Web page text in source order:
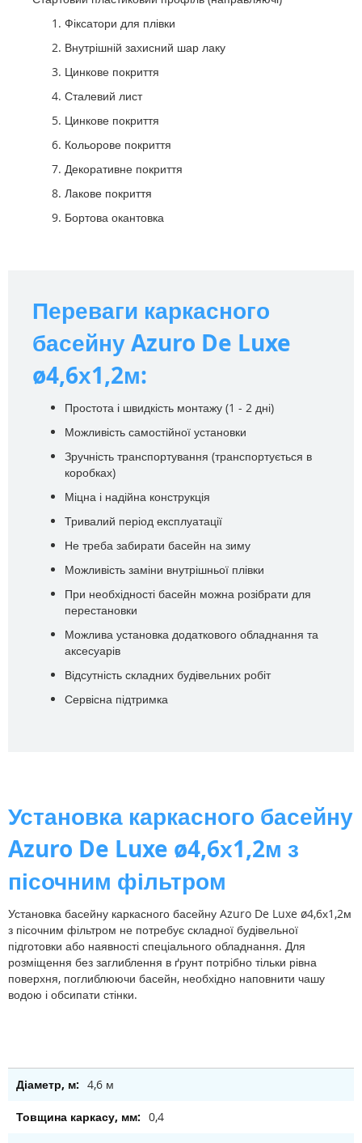
Фіксатори для плівки
Внутрішній захисний шар лаку
Цинкове покриття
Сталевий лист
Цинкове покриття
Кольорове покриття
Декоративне покриття
Лакове покриття
Бортова окантовка
Переваги каркасного
басейну Azuro De Luxe
ø4,6х1,2м:
Простота і швидкість монтажу (1 - 2 дні)
Можливість самостійної установки
Зручність транспортування (транспортується в
коробках)
Міцна і надійна конструкція
Тривалий період експлуатації
Не треба забирати басейн на зиму
Можливість заміни внутрішньої плівки
При необхідності басейн можна розібрати для
перестановки
Можлива установка додаткового обладнання та
аксесуарів
Відсутність складних будівельних робіт
Сервісна підтримка
Установка каркасного басейну
Azuro De Luxe ø4,6х1,2м з
пісочним фільтром
Установка басейну каркасного басейну Azuro De Luxe ø4,6х1,2м
з пісочним фільтром не потребує складної будівельної
підготовки або наявності спеціального обладнання. Для
розміщення без заглиблення в ґрунт потрібно тільки рівна
поверхня, поглиблюючи басейн, необхідно наповнити чашу
водою і обсипати стінки.
4,6 м
0,4